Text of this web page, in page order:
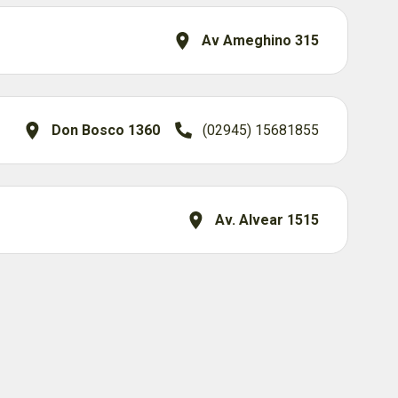
Av Ameghino 315
Don Bosco 1360 (02945) 15681855
Av. Alvear 1515